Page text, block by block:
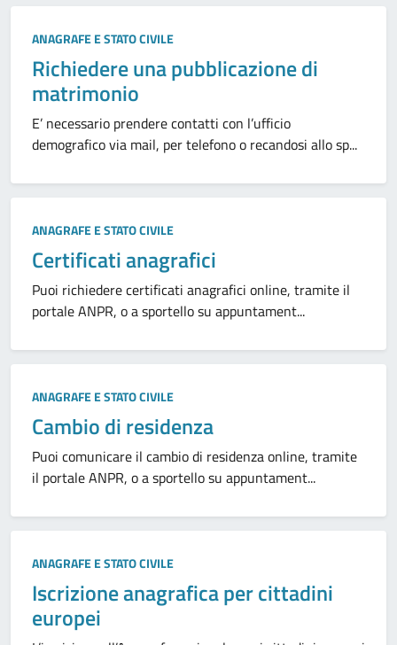
ANAGRAFE E STATO CIVILE
Richiedere una pubblicazione di
matrimonio
E’ necessario prendere contatti con l’ufficio
demografico via mail, per telefono o recandosi allo sp...
ANAGRAFE E STATO CIVILE
Certificati anagrafici
Puoi richiedere certificati anagrafici online, tramite il
portale ANPR, o a sportello su appuntament...
ANAGRAFE E STATO CIVILE
Cambio di residenza
Puoi comunicare il cambio di residenza online, tramite
il portale ANPR, o a sportello su appuntament...
ANAGRAFE E STATO CIVILE
Iscrizione anagrafica per cittadini
europei